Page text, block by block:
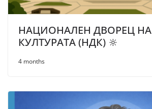
НАЦИОНАЛЕН ДВОРЕЦ НА
КУЛТУРАТА (НДК) 🔆
4 months